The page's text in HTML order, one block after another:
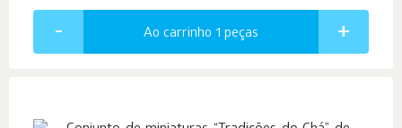
Ao carrinho 1 peças